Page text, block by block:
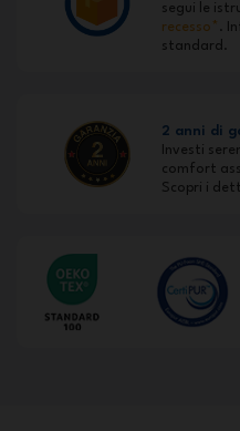
segui le
recesso* .
standard.
2 anni di
Investi
comfort
Scopri i